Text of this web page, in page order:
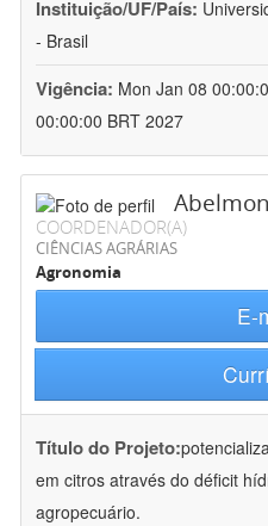
Instituição/UF/País:
- Brasil
Vigência: Mon Jan 08
00:00:00 BRT 2027
COORDENADOR(A)
CIÊNCIAS AGRÁRIAS
Agronomia
E-
Título do Projeto:
em citros através do déficit
agropecuário.